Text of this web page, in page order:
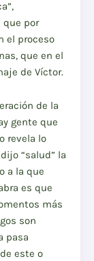
que por
el proceso
que en el
de Víctor.
de la
gente que
revela lo
“salud” la
a la que
es que
más
son
pasa
este o